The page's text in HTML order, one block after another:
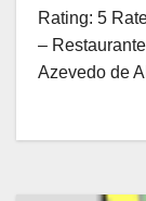
Rating: 5
–
Azevedo de